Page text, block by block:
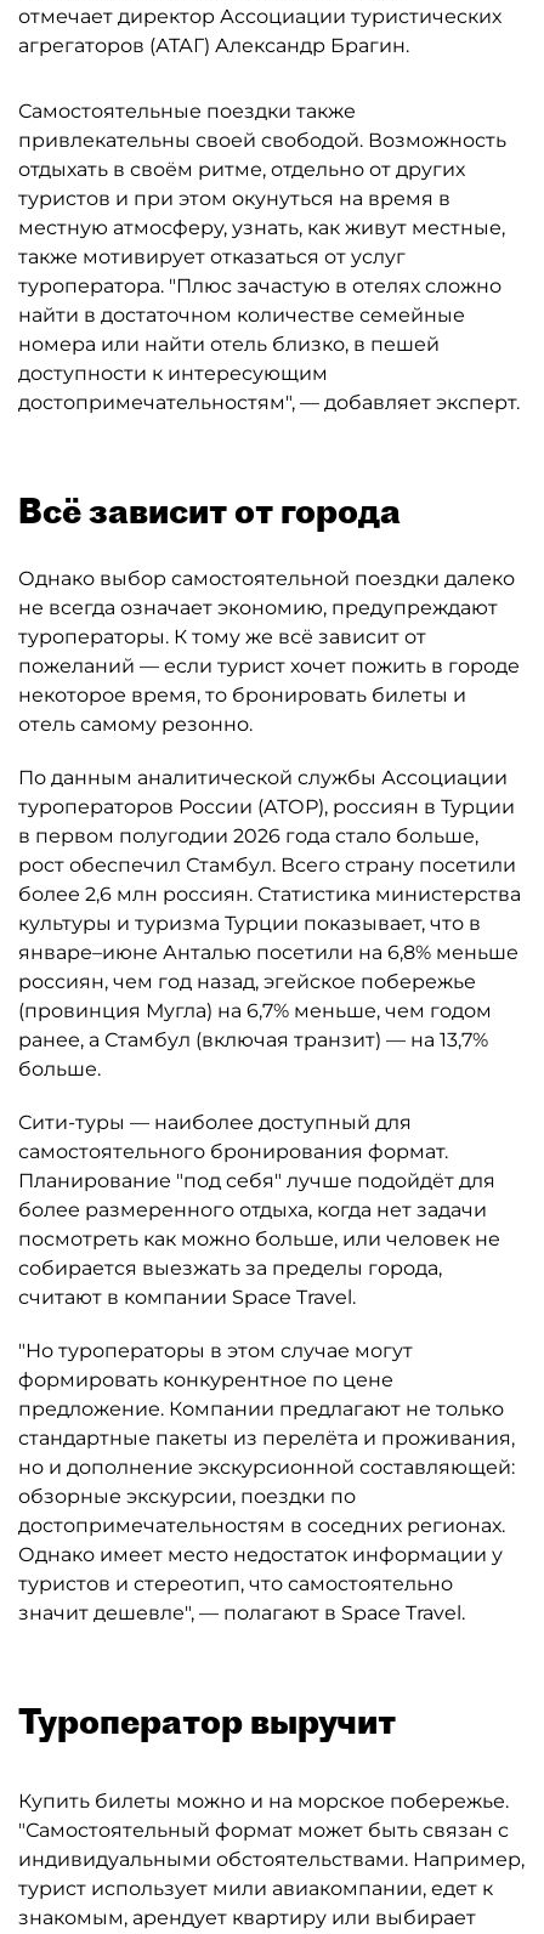
отмечает директор Ассоциации туристических
агрегаторов (АТАГ) Александр Брагин.
Самостоятельные поездки также
привлекательны своей свободой. Возможность
отдыхать в своём ритме, отдельно от других
туристов и при этом окунуться на время в
местную атмосферу, узнать, как живут местные,
также мотивирует отказаться от услуг
туроператора. "Плюс зачастую в отелях сложно
найти в достаточном количестве семейные
номера или найти отель близко, в пешей
доступности к интересующим
достопримечательностям", — добавляет эксперт.
Всё зависит от города
Однако выбор самостоятельной поездки далеко
не всегда означает экономию, предупреждают
туроператоры. К тому же всё зависит от
пожеланий — если турист хочет пожить в городе
некоторое время, то бронировать билеты и
отель самому резонно.
По данным аналитической службы Ассоциации
туроператоров России (АТОР), россиян в Турции
в первом полугодии 2026 года стало больше,
рост обеспечил Стамбул. Всего страну посетили
более 2,6 млн россиян. Статистика министерства
культуры и туризма Турции показывает, что в
январе–июне Анталью посетили на 6,8% меньше
россиян, чем год назад, эгейское побережье
(провинция Мугла) на 6,7% меньше, чем годом
ранее, а Стамбул (включая транзит) — на 13,7%
больше.
Сити-туры — наиболее доступный для
самостоятельного бронирования формат.
Планирование "под себя" лучше подойдёт для
более размеренного отдыха, когда нет задачи
посмотреть как можно больше, или человек не
собирается выезжать за пределы города,
считают в компании Space Travel.
"Но туроператоры в этом случае могут
формировать конкурентное по цене
предложение. Компании предлагают не только
стандартные пакеты из перелёта и проживания,
но и дополнение экскурсионной составляющей:
обзорные экскурсии, поездки по
достопримечательностям в соседних регионах.
Однако имеет место недостаток информации у
туристов и стереотип, что самостоятельно
значит дешевле", — полагают в Space Travel.
Туроператор выручит
Купить билеты можно и на морское побережье.
"Самостоятельный формат может быть связан с
индивидуальными обстоятельствами. Например,
турист использует мили авиакомпании, едет к
знакомым, арендует квартиру или выбирает